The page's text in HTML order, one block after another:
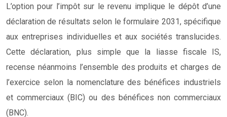
L’option pour l’impôt sur le revenu implique le dépôt d’une
déclaration de résultats selon le formulaire 2031, spécifique
aux entreprises individuelles et aux sociétés translucides.
Cette déclaration, plus simple que la liasse fiscale IS,
recense néanmoins l’ensemble des produits et charges de
l’exercice selon la nomenclature des bénéfices industriels
et commerciaux (BIC) ou des bénéfices non commerciaux
(BNC).